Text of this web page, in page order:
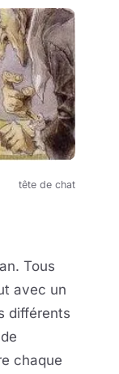
tête de chat
Tous
avec un
différents
chaque